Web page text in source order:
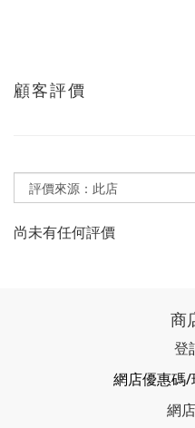
顧客評價
尚未有任何評價
商
登
網店優惠碼
網